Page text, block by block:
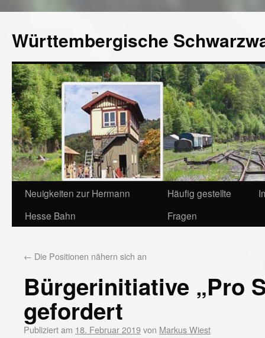
Württembergische
Neuigkeiten zur Hermann
Hesse Bahn
Häufig gestellte
Fragen
← Die Positionen nähern sich an
Bürgerinitiative „Pro
gefordert
Publiziert am 18. Februar 2019von Markus Wiest